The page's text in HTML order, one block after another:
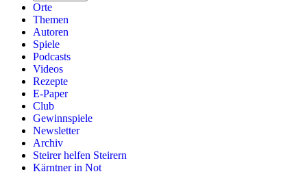
Orte
Themen
Autoren
Spiele
Podcasts
Videos
Rezepte
E-Paper
Club
Gewinnspiele
Newsletter
Archiv
Steirer helfen Steirern
Kärntner in Not